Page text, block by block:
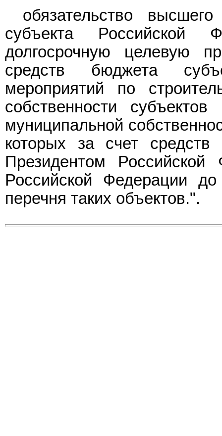
обязательство
субъекта
долгосрочную целевую
средств бюджета
мероприятий по
собственности
муниципальной
которых за счет
Президентом
Российской Федерации
перечня таких объектов.".